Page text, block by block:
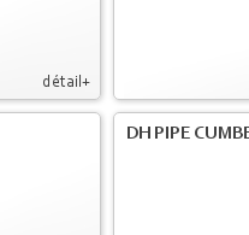
détail+
DH PIPE